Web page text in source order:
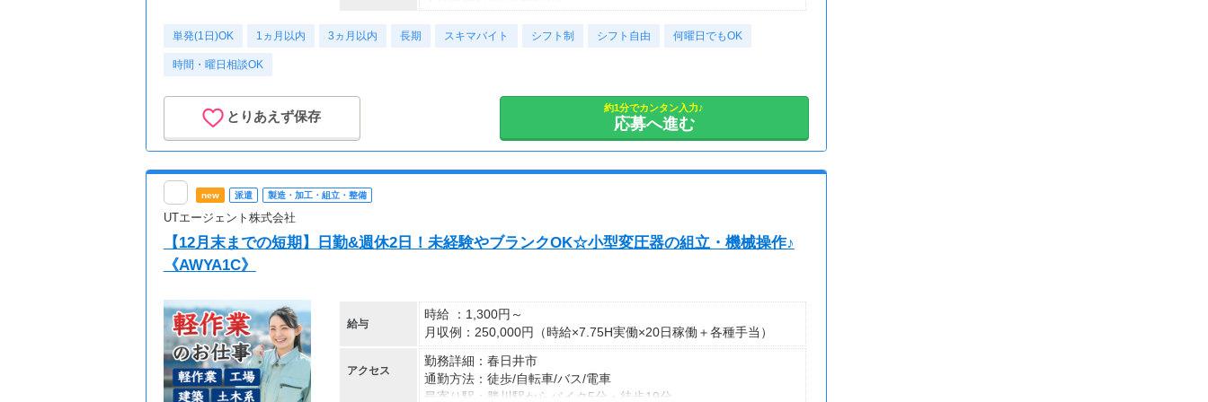
本業や家庭と両立しながら副業として活動されています。
・スキマ時間だけ
安定した活動を目指す方には、月30〜50時間以上の配信を推奨し
単発(1日)OK 1ヵ月以内 3ヵ月以内 長期 スキマバイト シフト制 シフト自由 何曜日でもOK
時間・曜日相談OK
とりあえず保存
約1分でカンタン入力♪
応募へ進む
new 派遣 製造・加工・組立・整備
UTエージェント株式会社
【12月末までの短期】日勤&週休2日！未経験やブランクOK☆小型変圧器の組立・機械操作♪
《AWYA1C》
給与
時給 ：1,300円～
月収例：250,000円（時給×7.75H実働×20日稼働＋各種手当）
アクセス
勤務詳細：春日井市
通勤方法：徒歩/自転車/バス/電車
最寄り駅：勝川駅からバイク5分・徒歩19分